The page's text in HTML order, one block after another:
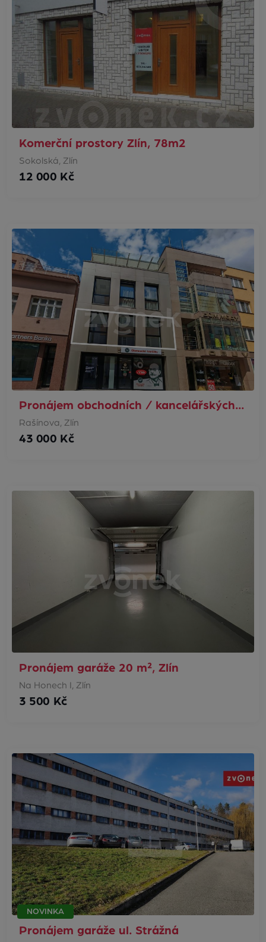
Komerční prostory Zlín, 78m2
Sokolská, Zlín
12 000 Kč
Pronájem obchodních / kancelářských…
Rašínova, Zlín
43 000 Kč
Pronájem garáže 20 m², Zlín
Na Honech I, Zlín
3 500 Kč
NOVINKA
Pronájem garáže ul. Strážná